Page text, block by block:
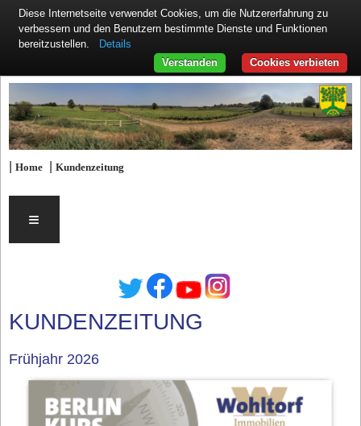
|Home |Kundenzeitung
≡
KUNDENZEITUNG
Frühjahr 2026
Diese Internetseite verwendet Cookies, um die Nutzererfahrung zu
verbessern und den Benutzern bestimmte Dienste und Funktionen
bereitzustellen.
Details
Cookies verbieten
Verstanden